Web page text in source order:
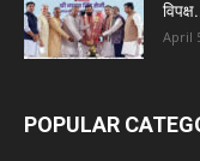
April
POPULAR